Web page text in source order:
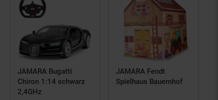
JAMARA Bugatti
Chiron 1:14 schwarz
2,4GHz
JAMARA Fendt
Spielhaus Bauernhof